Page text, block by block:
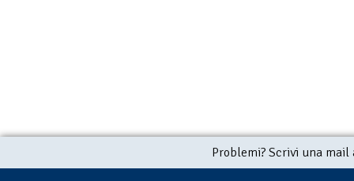
Problemi? Scrivi una